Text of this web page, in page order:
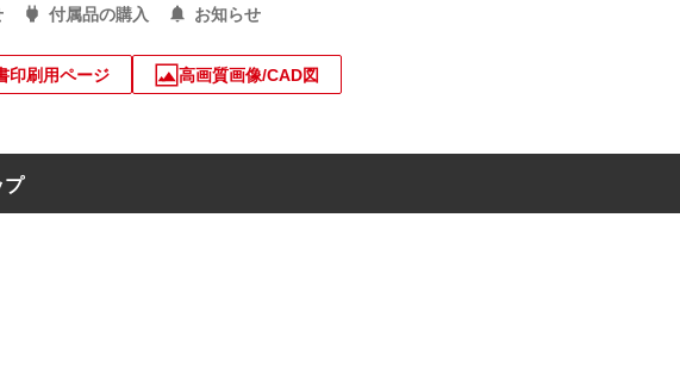
付属品の購入 お知らせ
印刷用ページ 高画質画像/CAD図